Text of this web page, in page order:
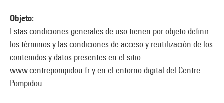
Objeto:
Estas condiciones generales de uso tienen por objeto definir
los términos y las condiciones de acceso y reutilización de los
contenidos y datos presentes en el sitio
www.centrepompidou.fr y en el entorno digital del Centre
Pompidou.